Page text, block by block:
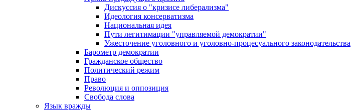
Дискуссия о "кризисе либерализма"
Идеология консерватизма
Национальная идея
Пути легитимации "управляемой демократии"
Ужесточение уголовного и уголовно-процесуального законодательства
Барометр демократии
Гражданское общество
Политический режим
Право
Революция и оппозиция
Свобода слова
Язык вражды